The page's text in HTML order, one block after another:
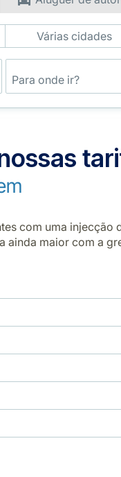
Várias cidades
com uma
ainda maior com a